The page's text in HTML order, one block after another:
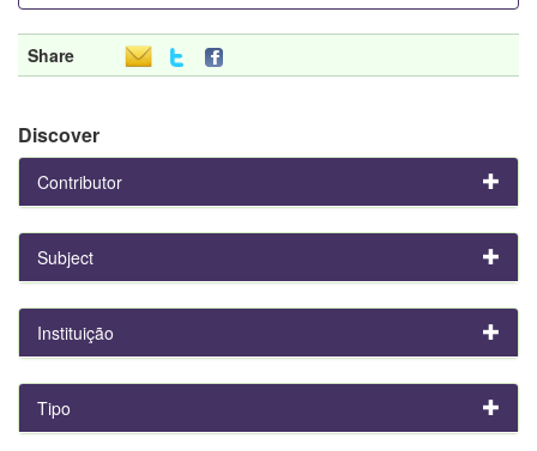
Share
Discover
Contributor
Subject
Instituição
Tipo